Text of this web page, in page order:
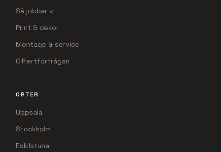
Så jobbar vi
Print & dekor
Montage & service
Offertförfrågan
ORTER
Uppsala
Stockholm
Eskilstuna